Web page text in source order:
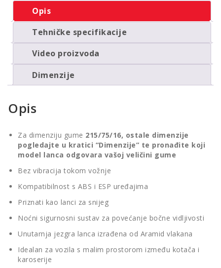
Opis
Tehničke specifikacije
Video proizvoda
Dimenzije
Opis
Za dimenziju gume 215/75/16, ostale dimenzije
pogledajte u kratici “Dimenzije” te pronađite koji
model lanca odgovara vašoj veličini gume
Bez vibracija tokom vožnje
Kompatibilnost s ABS i ESP uređajima
Priznati kao lanci za snijeg
Noćni sigurnosni sustav za povećanje bočne vidljivosti
Unutarnja jezgra lanca izrađena od Aramid vlakana
Idealan za vozila s malim prostorom između kotača i
karoserije